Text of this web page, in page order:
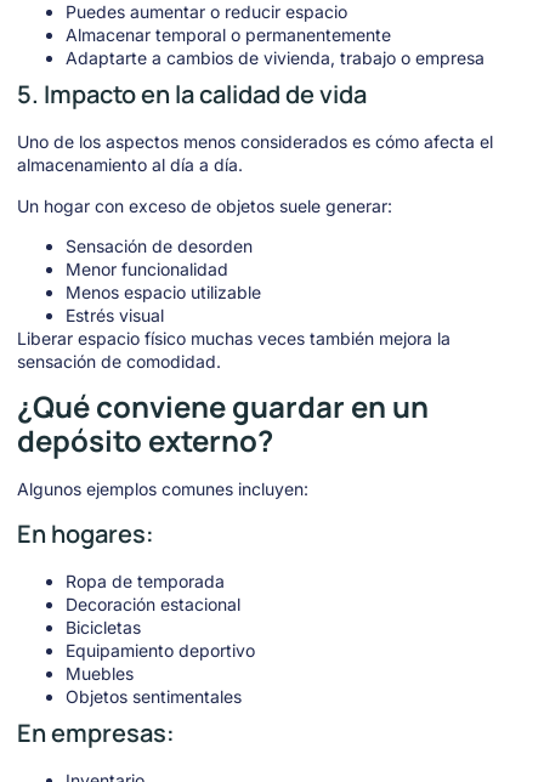
Puedes aumentar o reducir espacio
Almacenar temporal o permanentemente
Adaptarte a cambios de vivienda, trabajo o empresa
5. Impacto en la calidad de vida
Uno de los aspectos menos considerados es cómo afecta el
almacenamiento al día a día.
Un hogar con exceso de objetos suele generar:
Sensación de desorden
Menor funcionalidad
Menos espacio utilizable
Estrés visual
Liberar espacio físico muchas veces también mejora la
sensación de comodidad.
¿Qué conviene guardar en un
depósito externo?
Algunos ejemplos comunes incluyen:
En hogares:
Ropa de temporada
Decoración estacional
Bicicletas
Equipamiento deportivo
Muebles
Objetos sentimentales
En empresas: